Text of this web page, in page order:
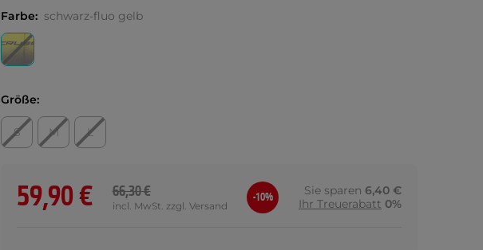
Farbe: schwarz-fluo gelb
Größe:
S M L
59,90 € 66,30 €
incl. MwSt. zzgl. Versand
-10% Sie sparen 6,40 €
Ihr Treuerabatt 0%